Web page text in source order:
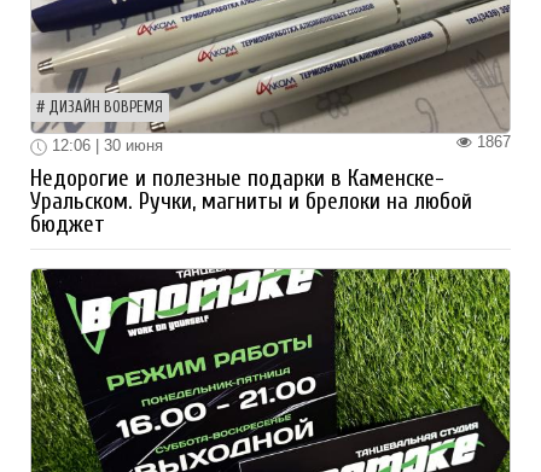
ДИЗАЙН ВОВРЕМЯ
1867
12:06 | 30 июня
Недорогие и полезные подарки в Каменске-
Уральском. Ручки, магниты и брелоки на любой
бюджет